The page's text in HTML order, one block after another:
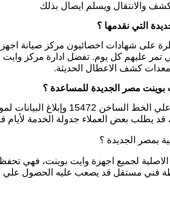
والانتقال ويسلم ايصال بذلك
التي نقدمها ؟
على شهادات اخصائيون مركز صيانة
معدات كشف الاعطال الحديثة.
بوينت مصر الجديدة للمساعدة ؟
ارقام الخدمة متاحة بالموقع
يطلب بعض العملاء جدولة الخدمة لأيام
بمصر الجديدة ؟
لجميع اجهزة وايت بوينت، فهي تحفظ
فني مستقل قد يصعب عليه الحصول علي